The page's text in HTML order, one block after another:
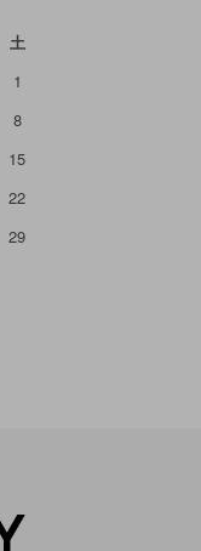
土
1
8
15
22
29